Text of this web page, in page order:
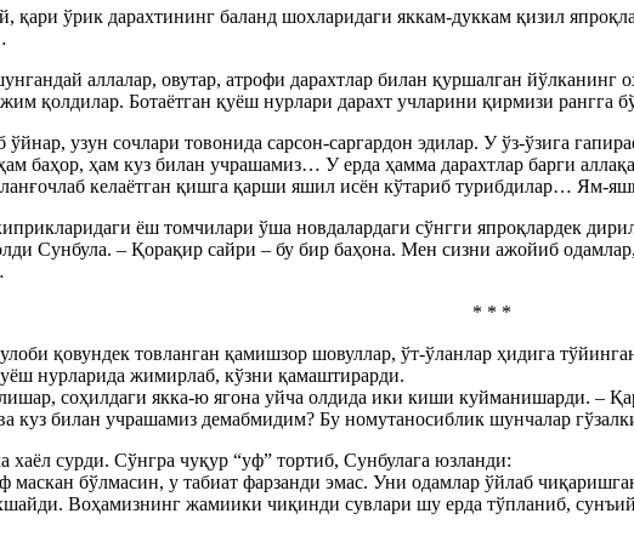
қари ўрик дарахтининг баланд шохларидаги яккам-дуккам қизил
аллалар, овутар, атрофи дарахтлар билан қуршалган йўлканинг
қолдилар. Ботаётган қуёш нурлари дарахт учларини қирмизи рангга
узун сочлари товонида сарсон-саргардон эдилар. У ўз-ўзига
баҳор, ҳам куз билан учрашамиз… У ерда ҳамма дарахтлар барги
келаётган қишга қарши яшил исён кўтариб турибдилар… Ям-
ёш томчилари ўша новдалардаги сўнгги япроқлардек
Cунбула. – Қорақир сайри – бу бир баҳона. Мен сизни ажойиб
* * *
қовундек товланган қамишзор шовуллар, ўт-ўланлар ҳидига
нурларида жимирлаб, кўзни қамаштирарди.
соҳилдаги якка-ю ягона уйча олдида ики киши куйманишарди. –
куз билан учрашамиз демабмидим? Бу номутаносиблик шунчалар
хаёл сурди. Cўнгра чуқур “уф” тортиб, Cунбулага юзланди:
маскан бўлмасин, у табиат фарзанди эмас. Уни одамлар ўйлаб
Воҳамизнинг жамиики чиқинди сувлари шу ерда тўпланиб,